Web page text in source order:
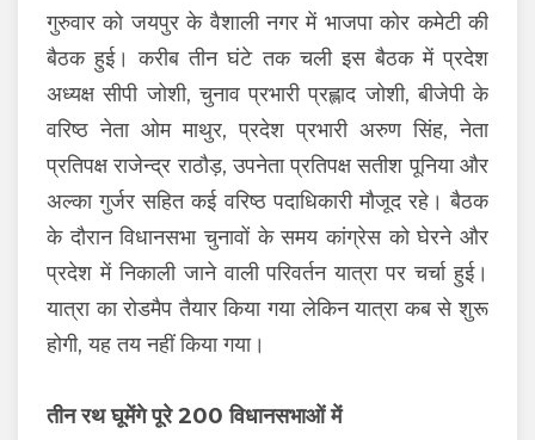
गुरुवार को जयपुर के वैशाली नगर में भाजपा कोर कमेटी की
बैठक हुई। करीब तीन घंटे तक चली इस बैठक में प्रदेश
अध्यक्ष सीपी जोशी, चुनाव प्रभारी प्रह्लाद जोशी, बीजेपी के
वरिष्ठ नेता ओम माथुर, प्रदेश प्रभारी अरुण सिंह, नेता
प्रतिपक्ष राजेन्द्र राठौड़, उपनेता प्रतिपक्ष सतीश पूनिया और
अल्का गुर्जर सहित कई वरिष्ठ पदाधिकारी मौजूद रहे। बैठक
के दौरान विधानसभा चुनावों के समय कांग्रेस को घेरने और
प्रदेश में निकाली जाने वाली परिवर्तन यात्रा पर चर्चा हुई।
यात्रा का रोडमैप तैयार किया गया लेकिन यात्रा कब से शुरू
होगी, यह तय नहीं किया गया।
तीन रथ घूमेंगे पूरे 200 विधानसभाओं में